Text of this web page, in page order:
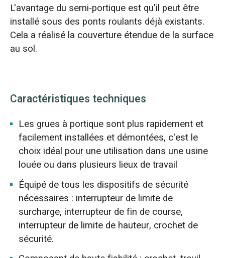
L'avantage du semi-portique est qu'il peut être
installé sous des ponts roulants déjà existants.
Cela a réalisé la couverture étendue de la surface
au sol.
Caractéristiques techniques
Les grues à portique sont plus rapidement et
facilement installées et démontées, c'est le
choix idéal pour une utilisation dans une usine
louée ou dans plusieurs lieux de travail
Équipé de tous les dispositifs de sécurité
nécessaires : interrupteur de limite de
surcharge, interrupteur de fin de course,
interrupteur de limite de hauteur, crochet de
sécurité.